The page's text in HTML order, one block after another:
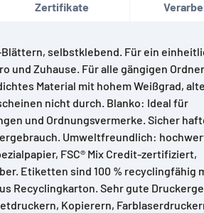
Zertifikate
selbstklebend. Für ein
und Zuhause. Für alle gängigen Ordner
Material mit hohem Weißgrad, alte
nicht durch. Blanko: Ideal für
und Ordnungsvermerke. Sicher
Umweltfreundlich:
FSC® Mix Credit-zertifiziert,
Etiketten sind 100 % recyclingfähig
Recyclingkarton. Sehr gute
Kopierern,